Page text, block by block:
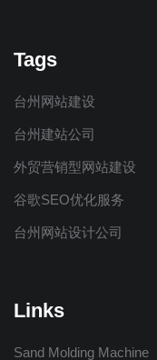
Tags
台州网站建设
台州建站公司
外贸营销型网站建设
谷歌SEO优化服务
台州网站设计公司
Links
Sand Molding Machine